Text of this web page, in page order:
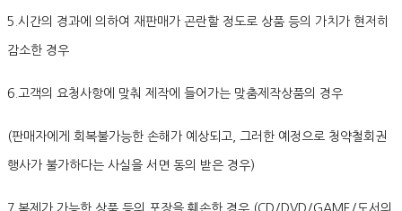
5.시간의 경과에 의하여 재판매가 곤란할 정도로 상품 등의 가치가 현저히
감소한 경우
6.고객의 요청사항에 맞춰 제작에 들어가는 맞춤제작상품의 경우
(판매자에게 회복불가능한 손해가 예상되고, 그러한 예정으로 청약철회권
행사가 불가하다는 사실을 서면 동의 받은 경우)
7.복제가 가능한 상품 등의 포장을 훼손한 경우 (CD/DVD/GAME/도서의